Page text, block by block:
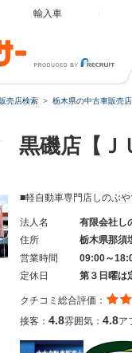
輸入車
売店検索 栃木県の中古車販売店
黒磯店【Ｊ
■軽自動車専門店しのぶ
法人名
有限会社し
住所
栃木県那須
営業時間
09:00～
定休日
第３日曜は
クチコミ総合評価：
接客： 4.8雰囲気： 4.8ア